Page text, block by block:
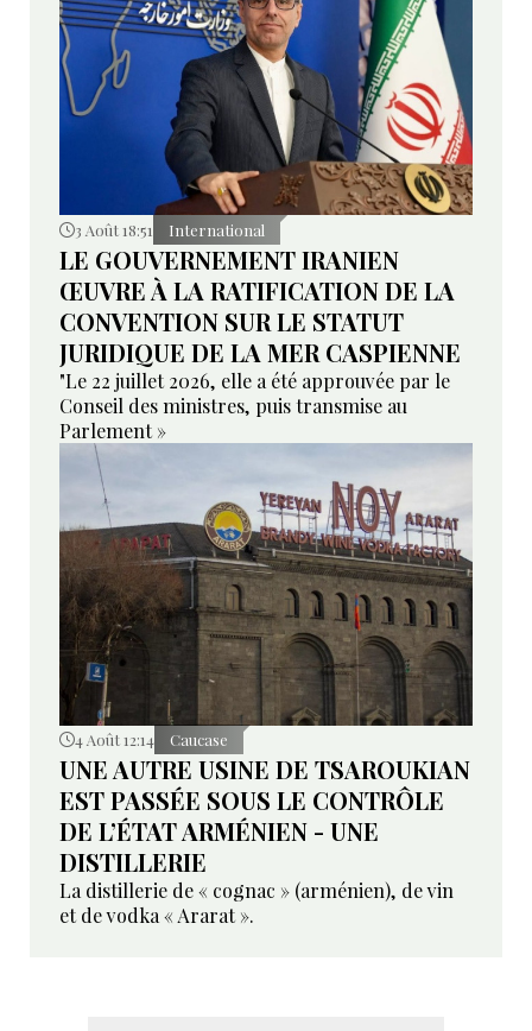
3 Août 18:51 International
LE GOUVERNEMENT IRANIEN
ŒUVRE À LA RATIFICATION DE LA
CONVENTION SUR LE STATUT
JURIDIQUE DE LA MER CASPIENNE
"Le 22 juillet 2026, elle a été approuvée par le
Conseil des ministres, puis transmise au
Parlement »
4 Août 12:14 Caucase
UNE AUTRE USINE DE TSAROUKIAN
EST PASSÉE SOUS LE CONTRÔLE
DE L’ÉTAT ARMÉNIEN - UNE
DISTILLERIE
La distillerie de « cognac » (arménien), de vin
et de vodka « Ararat ».